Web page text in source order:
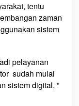
tentu
zaman
sistem
pelayanan
sudah mulai
sistem digital, ”